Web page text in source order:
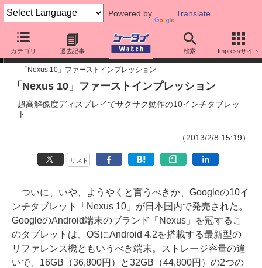
Powered by Translate
カテゴリ 過去記事 検索 Impressサイト
レビュー
「Nexus 10」ファーストインプレッション
「Nexus 10」ファーストインプレッション
超高解像度ディスプレイでサクサク動作の10インチタブレッ
ト
（2013/2/8 15:19）
リスト
ついに、いや、ようやくと言うべきか、Googleの10イ
ンチタブレット「Nexus 10」が日本国内で発売された。
GoogleのAndroid端末のブランド「Nexus」を冠するこ
のタブレットは、OSにAndroid 4.2を搭載する最新型の
リファレンス機ともいうべき端末。ストレージ容量の違
いで、16GB（36,800円）と32GB（44,800円）の2つの